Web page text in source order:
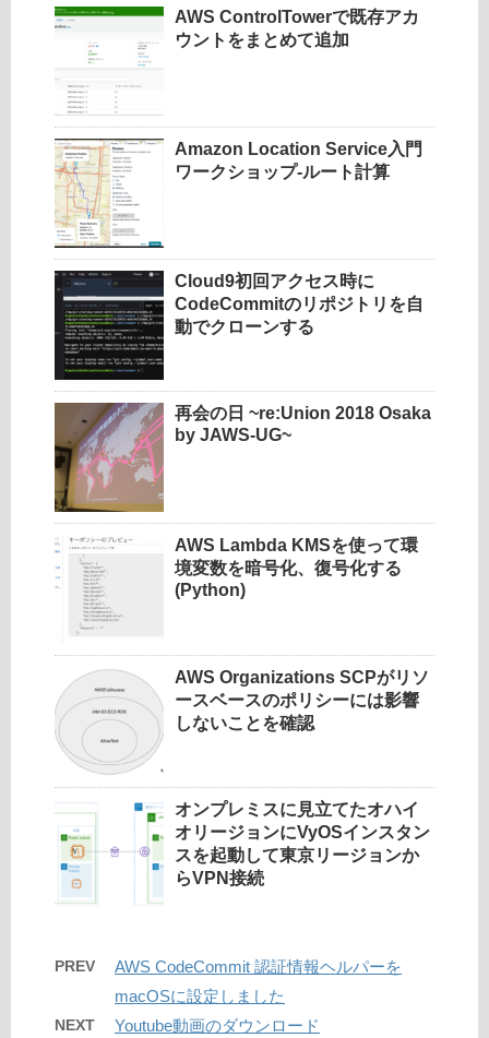
AWS ControlTowerで既存アカ
ウントをまとめて追加
Amazon Location Service入門
ワークショップ-ルート計算
Cloud9初回アクセス時に
CodeCommitのリポジトリを自
動でクローンする
再会の日 ~re:Union 2018 Osaka
by JAWS-UG~
AWS Lambda KMSを使って環
境変数を暗号化、復号化する
(Python)
AWS Organizations SCPがリソ
ースベースのポリシーには影響
しないことを確認
オンプレミスに見立てたオハイ
オリージョンにVyOSインスタン
スを起動して東京リージョンか
らVPN接続
PREV
AWS CodeCommit 認証情報ヘルパーを
macOSに設定しました
NEXT Youtube動画のダウンロード